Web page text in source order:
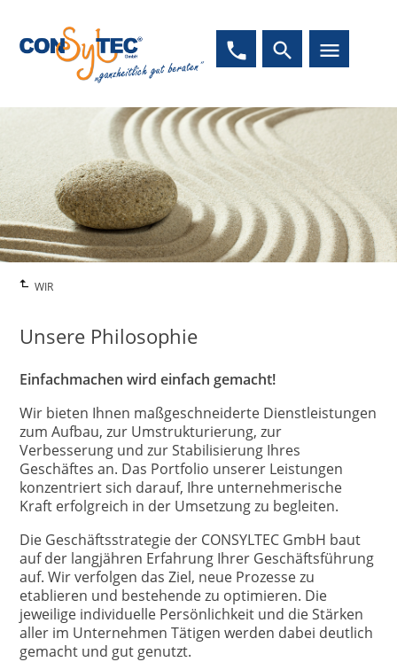
phone search menu
WIR
Unsere Philosophie
Einfachmachen wird einfach gemacht!
Wir bieten Ihnen maßgeschneiderte Dienstleistungen
zum Aufbau, zur Umstrukturierung, zur
Verbesserung und zur Stabilisierung Ihres
Geschäftes an. Das Portfolio unserer Leistungen
konzentriert sich darauf, Ihre unternehmerische
Kraft erfolgreich in der Umsetzung zu begleiten.
Die Geschäftsstrategie der CONSYLTEC GmbH baut
auf der langjähren Erfahrung Ihrer Geschäftsführung
auf. Wir verfolgen das Ziel, neue Prozesse zu
etablieren und bestehende zu optimieren. Die
jeweilige individuelle Persönlichkeit und die Stärken
aller im Unternehmen Tätigen werden dabei deutlich
gemacht und gut genutzt.